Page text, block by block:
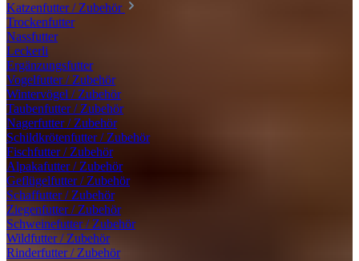
Katzenfutter / Zubehör
Trockenfutter
Nassfutter
Leckerli
Ergänzungsfutter
Vogelfutter / Zubehör
Wintervögel / Zubehör
Taubenfutter / Zubehör
Nagerfutter / Zubehör
Schildkrötenfutter / Zubehör
Fischfutter / Zubehör
Alpakafutter / Zubehör
Geflügelfutter / Zubehör
Schaffutter / Zubehör
Ziegenfutter / Zubehör
Schweinefutter / Zubehör
Wildfutter / Zubehör
Rinderfutter / Zubehör